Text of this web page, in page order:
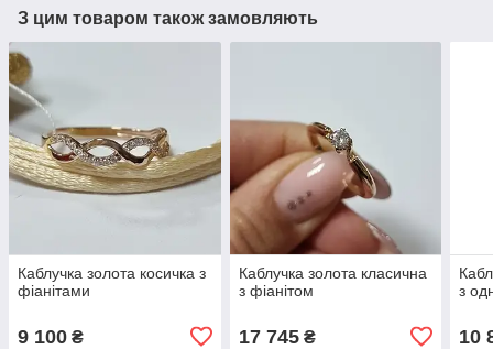
З цим товаром також замовляють
Каблучка золота косичка з
фіанітами
9 100 ₴
Каблучка золота класична
з фіанітом
17 745₴
з
10